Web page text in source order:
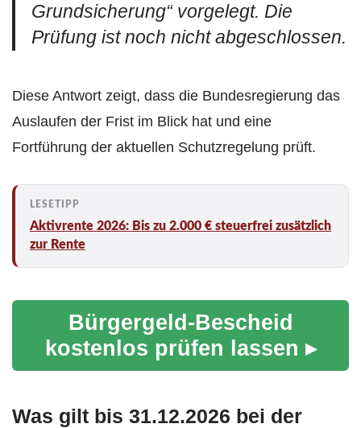
Grundsicherung“ vorgelegt. Die
Prüfung ist noch nicht abgeschlossen.
Diese Antwort zeigt, dass die Bundesregierung das
Auslaufen der Frist im Blick hat und eine
Fortführung der aktuellen Schutzregelung prüft.
Aktivrente 2026: Bis zu 2.000 € steuerfrei zusätzlich
zur Rente
Bürgergeld-Bescheid
kostenlos prüfen lassen ▸
Was gilt bis 31.12.2026 bei der